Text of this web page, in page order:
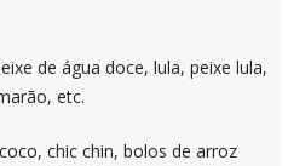
de água doce, lula, peixe lula,
etc.
chic chin, bolos de arroz